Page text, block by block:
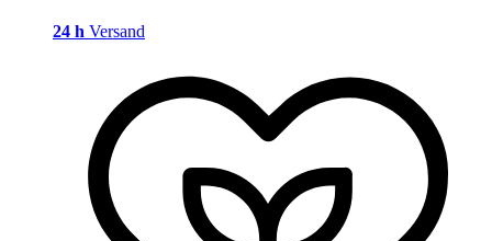
24 h Versand